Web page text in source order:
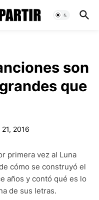
son
que
2016
primera vez al Luna
cómo se construyó el
años y contó qué es lo
de sus letras.